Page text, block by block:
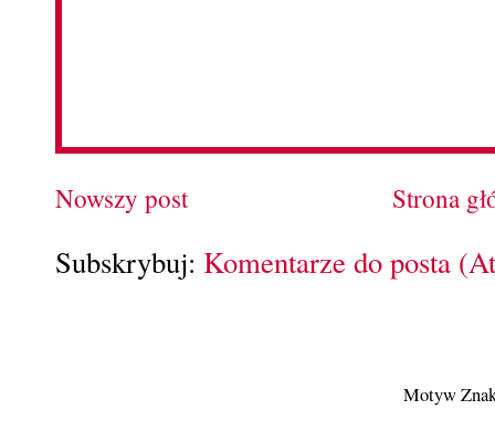
Nowszy post Strona
Subskrybuj: Komentarze do posta
Motyw